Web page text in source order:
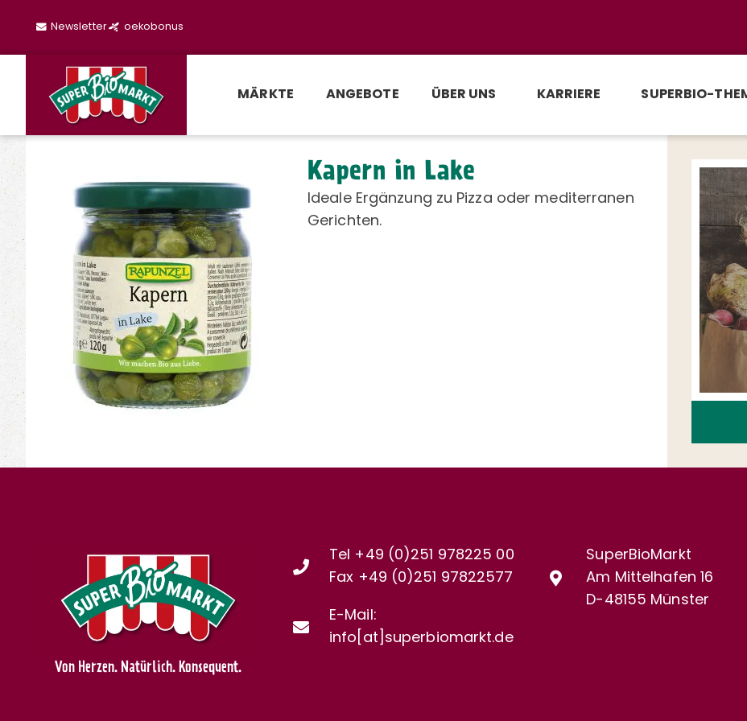
Newsletter oekobonus
MÄRKTE ANGEBOTE ÜBER UNS KARRIERE SUPERBIO-
Kapern in Lake
Ideale Ergänzung zu Pizza oder mediterranen
Gerichten.
Von Herzen. Natürlich. Konsequent.
Tel +49 (0)251 978225 00
Fax +49 (0)251 97822577
E-Mail:
info[at]superbiomarkt.de
SuperBioMarkt
Am Mittelhafen 16
D-48155 Münster